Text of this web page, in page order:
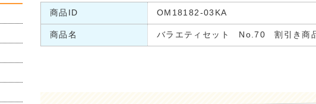
商品ID OM18182-03KA
商品名 バラエティセット No.70 割引き商